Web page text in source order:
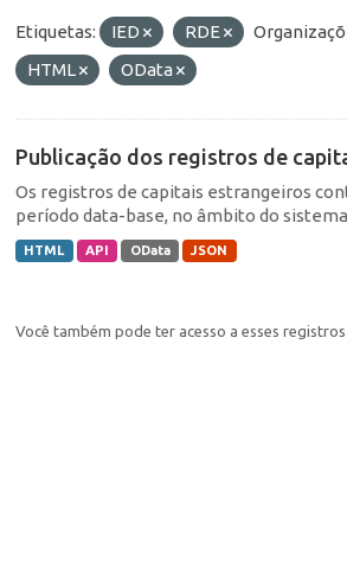
Etiquetas: IED RDE
HTML
OData
Publicação dos registros de
Os registros de capitais estrangeiros
período data-base, no âmbito do
HTML API OData JSON
Você também pode ter acesso a esses